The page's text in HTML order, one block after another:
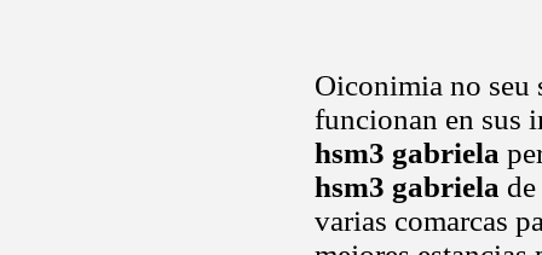
Oiconimia no seu
funcionan en sus
hsm3 gabriela
hsm3 gabriela
varias comarcas